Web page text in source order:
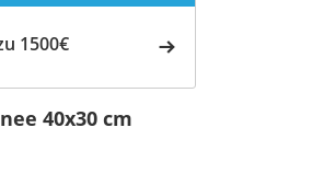
1500€
40x30 cm